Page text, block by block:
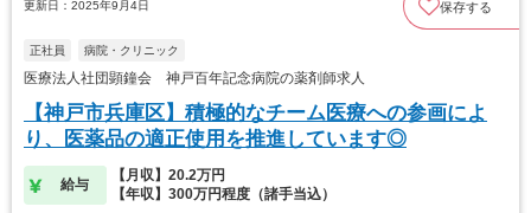
更新日：2025年9月4日 保存する
正社員 病院・クリニック
医療法人社団顕鐘会 神戸百年記念病院の薬剤師求人
【神戸市兵庫区】積極的なチーム医療への参画によ
り、医薬品の適正使用を推進しています◎
給与
【月収】20.2万円
【年収】300万円程度（諸手当込）